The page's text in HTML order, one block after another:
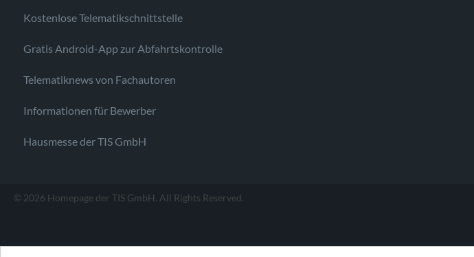
Kostenlose Telematikschnittstelle
Gratis Android-App zur Abfahrtskontrolle
Telematiknews von Fachautoren
Informationen für Bewerber
Hausmesse der TIS GmbH
© 2026 Homepage der TIS GmbH. All Rights Reserved.